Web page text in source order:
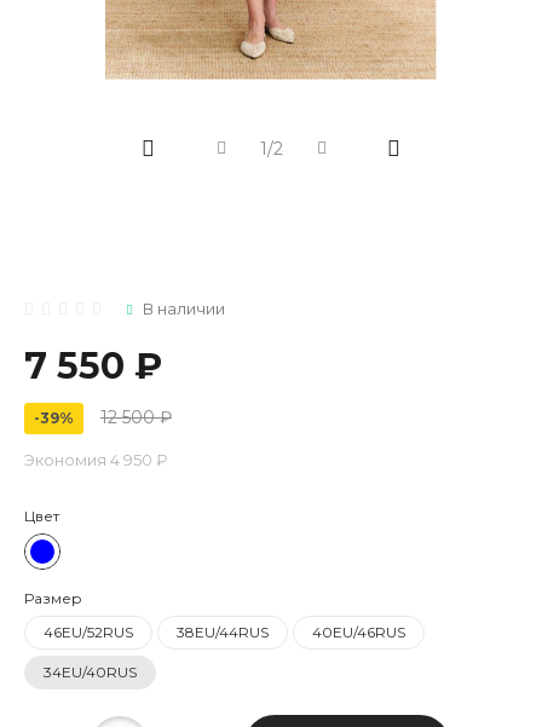
1/2
В наличии
7 550 ₽
-39% 12 500 ₽
Экономия 4 950 ₽
Цвет
Размер
46EU/52RUS
38EU/44RUS 40EU/46RUS
34EU/40RUS